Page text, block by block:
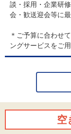
談・採用・企業研
会・歓送迎会等に
＊ご予算に合わせ
ングサービスをご
空